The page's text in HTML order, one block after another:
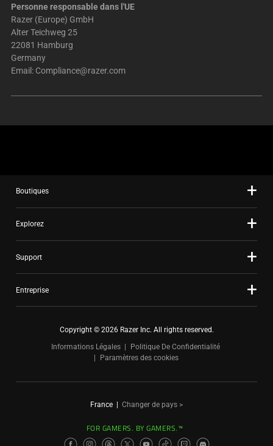
Personne responsable dans l'UE
Razer (Europe) GmbH
Alter Teichweg 25
22081 Hamburg
Germany
Email: Compliance@razer.com
Boutiques
Explorez
Support
Entreprise
Copyright © 2026 Razer Inc. All rights reserved.
Informations Légales
Politique De Confidentialité
Paramètres des cookies
France Changer de pays >
FOR GAMERS. BY GAMERS.™